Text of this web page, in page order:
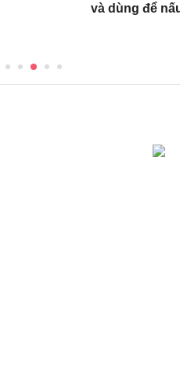
và dùng để